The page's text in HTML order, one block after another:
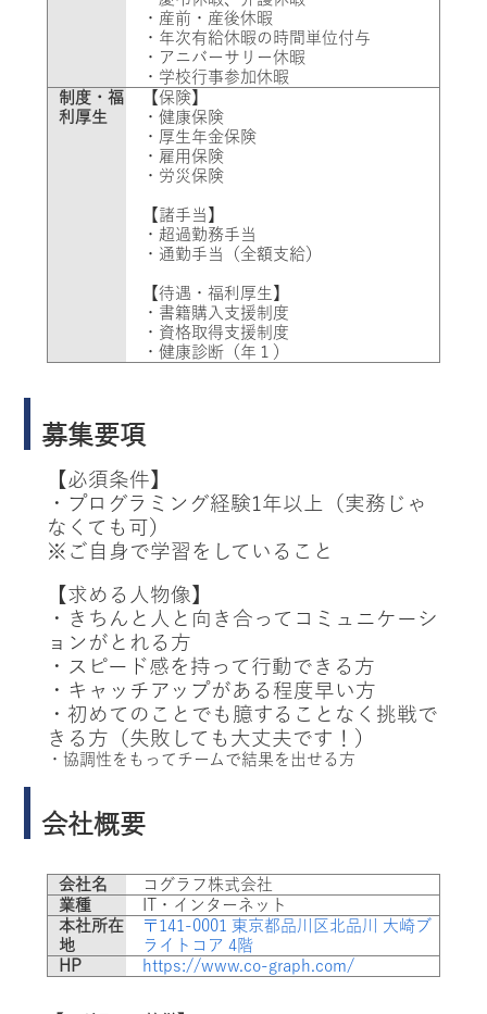
・産前・産後休暇
・年次有給休暇の時間単位付与
・アニバーサリー休暇
・学校行事参加休暇
制度・福
利厚生
【保険】
・健康保険
・厚生年金保険
・雇用保険
・労災保険
【諸手当】
・超過勤務手当
・通勤手当（全額支給）
【待遇・福利厚生】
・書籍購入支援制度
・資格取得支援制度
・健康診断（年１）
募集要項
【必須条件】
・プログラミング経験1年以上（実務じゃ
なくても可）
※ご自身で学習をしていること
【 求める人物像】
・きちんと人と向き合ってコミュニケーシ
ョンがとれる方
・スピード感を持って行動できる方
・キャッチアップがある程度早い方
・初めてのことでも臆することなく挑戦で
きる方（失敗しても大丈夫です！）
・協調性をもってチームで結果を出せる方
会社概要
会社名
コグラフ株式会社
業種
IT・インターネット
本社所在
地
〒141-0001 東京都品川区北品川 大崎ブ
ライトコア 4階
HP
https://www.co-graph.com/